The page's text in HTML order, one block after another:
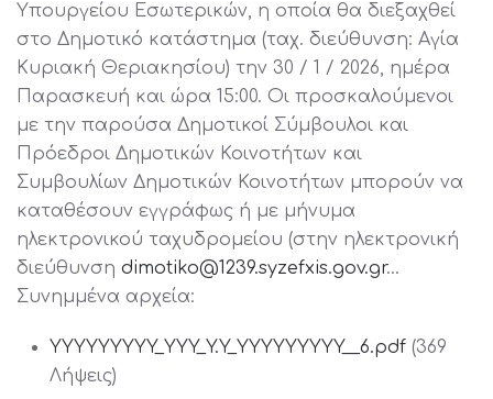
Υπουργείου Εσωτερικών, η οποία θα διεξαχθεί
στο Δημοτικό κατάστημα (ταχ. διεύθυνση: Αγία
Κυριακή Θεριακησίου) την 30 / 1 / 2026, ημέρα
Παρασκευή και ώρα 15:00. Οι προσκαλούμενοι
με την παρούσα Δημοτικοί Σύμβουλοι και
Πρόεδροι Δημοτικών Κοινοτήτων και
Συμβουλίων Δημοτικών Κοινοτήτων μπορούν να
καταθέσουν εγγράφως ή με μήνυμα
ηλεκτρονικού ταχυδρομείου (στην ηλεκτρονική
διεύθυνση dimotiko@1239.syzefxis.gov.gr…
Συνημμένα αρχεία:
YYYYYYYYY_YYY_Y.Y_YYYYYYYYY__6.pdf (369
Λήψεις)